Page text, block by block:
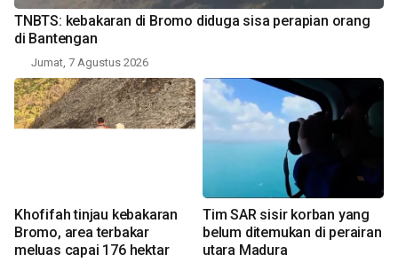
TNBTS: kebakaran di Bromo diduga sisa perapian orang
di Bantengan
Jumat, 7 Agustus 2026
Khofifah tinjau kebakaran
Bromo, area terbakar
meluas capai 176 hektar
Tim SAR sisir korban yang
belum ditemukan di perairan
utara Madura